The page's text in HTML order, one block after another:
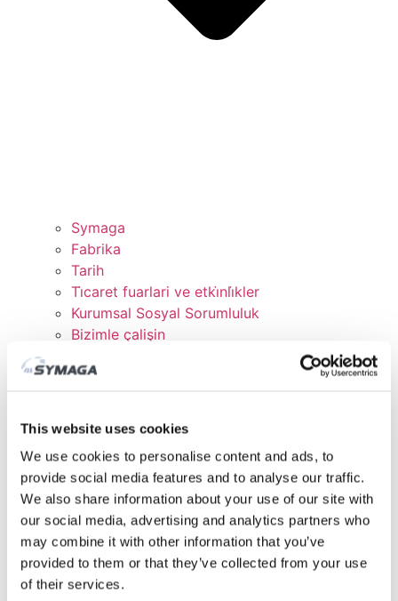
This website uses cookies
We use cookies to personalise content and ads, to
provide social media features and to analyse our traffic.
We also share information about your use of our site with
our social media, advertising and analytics partners who
may combine it with other information that you’ve
provided to them or that they’ve collected from your use
of their services.
Symaga
Fabrika
Tarih
Ti̇caret fuarlari ve etki̇nli̇kler
Kurumsal Sosyal Sorumluluk
Bizimle çalişin
İNDİRMELER